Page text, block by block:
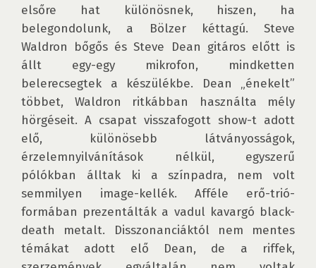
elsőre hat különösnek, hiszen, ha
belegondolunk, a Bölzer kéttagú. Steve
Waldron bőgős és Steve Dean gitáros előtt is
állt egy-egy mikrofon, mindketten
belerecsegtek a készülékbe. Dean „énekelt”
többet, Waldron ritkábban használta mély
hörgéseit. A csapat visszafogott show-t adott
elő, különösebb látványosságok,
érzelemnyilvánítások nélkül, egyszerű
pólókban álltak ki a színpadra, nem volt
semmilyen image-kellék. Afféle erő-trió-
formában prezentálták a vadul kavargó black-
death metalt. Disszonanciáktól nem mentes
témákat adott elő Dean, de a riffek,